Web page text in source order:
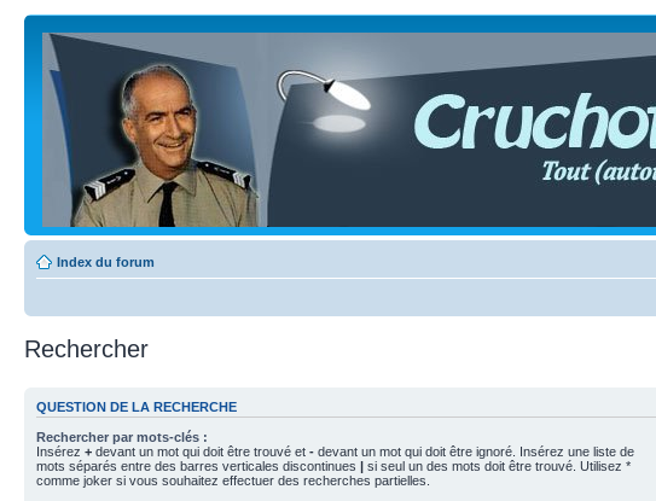
Index du forum
Rechercher
QUESTION DE LA RECHERCHE
Rechercher par mots-clés :
Insérez + devant un mot qui doit être trouvé et - devant un mot qui doit être ignoré. Insérez une liste de
mots séparés entre des barres verticales discontinues | si seul un des mots doit être trouvé. Utilisez *
comme joker si vous souhaitez effectuer des recherches partielles.